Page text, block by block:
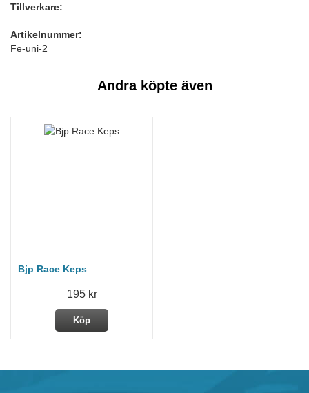
Tillverkare:
Artikelnummer:
Fe-uni-2
Andra köpte även
Bjp Race Keps
195 kr
Köp